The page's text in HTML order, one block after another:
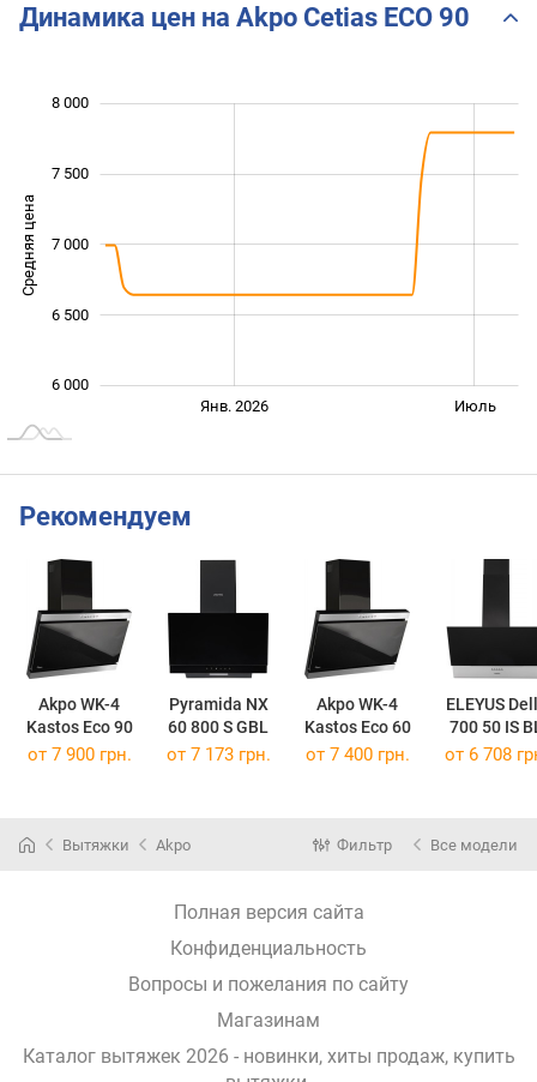
Динамика цен на Akpo Cetias ECO 90
Средняя цена 6 000
6 000
6 500
7 000
7 500
8 000
Янв. 2026 Июль
Рекомендуем
Akpo WK-4
Kastos Eco 90
Pyramida NX
60 800 S GBL
Akpo WK-4
Kastos Eco 60
ELEYUS
700 50 IS
от 7 900 грн. от 7 173 грн. от 7 400 грн. от 6 708
Вытяжки Akpo Фильтр Все модели
Полная версия сайта
Конфиденциальность
Вопросы и пожелания по сайту
Магазинам
Каталог вытяжек 2026 - новинки, хиты продаж, купить